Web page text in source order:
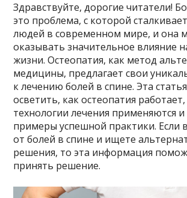
Здравствуйте, дорогие читатели!
это проблема, с которой
людей в современном мире, и она
оказывать значительное влияние
жизни. Остеопатия, как метод
медицины, предлагает свои
к лечению болей в спине. Эта
осветить, как остеопатия
технологии лечения применяются
примеры успешной практики. Если
от болей в спине и ищете
решения, то эта информация
принять решение.